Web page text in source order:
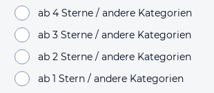
ab 4 Sterne / andere Kategorien
ab 3 Sterne / andere Kategorien
ab 2 Sterne / andere Kategorien
ab 1 Stern / andere Kategorien